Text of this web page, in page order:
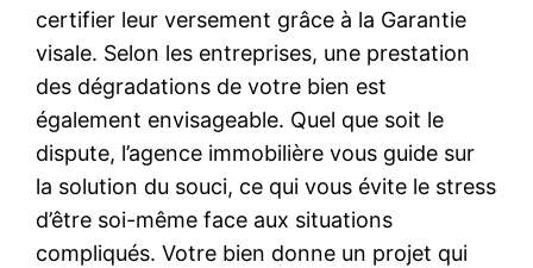
certifier leur versement grâce à la Garantie
visale. Selon les entreprises, une prestation
des dégradations de votre bien est
également envisageable. Quel que soit le
dispute, l’agence immobilière vous guide sur
la solution du souci, ce qui vous évite le stress
d’être soi-même face aux situations
compliqués. Votre bien donne un projet qui